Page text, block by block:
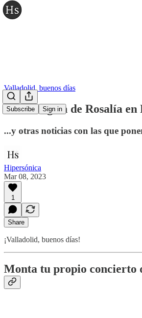
Subscribe Sign in
Valladolid, buenos días
La falsa gira de Rosalía
...y otras noticias con las que
Hipersónica
Mar 08, 2023
1
Share
¡Valladolid, buenos días!
Monta tu propio concierto